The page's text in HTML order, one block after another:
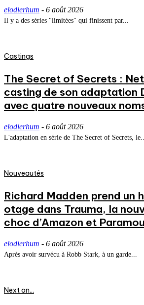
elodierhum - 6 août 2026
Il y a des séries "limitées" qui finissent par...
Castings
The Secret of Secrets :
casting de son adaptation
avec quatre nouveaux
elodierhum - 6 août 2026
L'adaptation en série de The Secret of Secrets, le...
Nouveautés
Richard Madden prend un
otage dans Trauma, la
choc d’Amazon et
elodierhum - 6 août 2026
Après avoir survécu à Robb Stark, à un garde...
Next on...